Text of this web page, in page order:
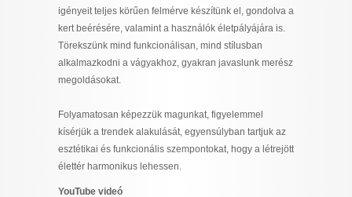
igényeit teljes körűen felmérve készítünk el, gondolva a
kert beérésére, valamint a használók életpályájára is.
Törekszünk mind funkcionálisan, mind stílusban
alkalmazkodni a vágyakhoz, gyakran javaslunk merész
megoldásokat.
Folyamatosan képezzük magunkat, figyelemmel
kísérjük a trendek alakulását, egyensúlyban tartjuk az
esztétikai és funkcionális szempontokat, hogy a létrejött
élettér harmonikus lehessen.
YouTube videó